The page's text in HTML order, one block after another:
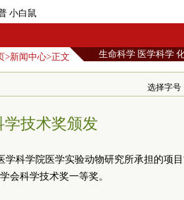
小白鼠
>新闻中心>正文 生命科学 医学科学
选择字号
技术奖颁发
科学院医学实验动物研究所承担的项目
会科学技术奖一等奖。